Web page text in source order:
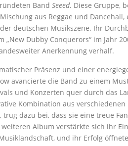
Band Seeed. Diese Gruppe,
aus Reggae und
deutschen Musikszene. Ihr
„New Dubby Conquerors“ im Jahr
Anerkennung verhalf.
Präsenz und einer
avancierte die Band zu einem
und Konzerten quer durch das
Kombination aus verschiedenen
trug dazu bei, dass sie eine treue
Album verstärkte sich ihr
und ihr Erfolg